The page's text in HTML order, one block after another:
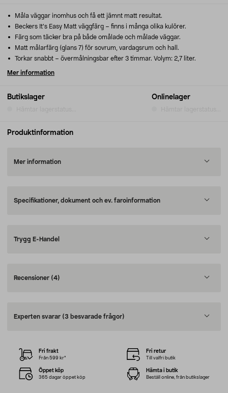
Butikslager Onlinelager
Måla väggar inomhus och få ett jämnt matt resultat.
Beckers It’s Easy Matt väggfärg – finns i många olika kulörer.
Färg som täcker bra på både omålade och målade väggar.
Matt målarfärg (glans 7) för sovrum, vardagsrum och hall.
Torkar snabbt – övermålningsbar efter 3 timmar. Volym: 2,7 liter.
Mer information
Produktinformation
Mer information
Specifikationer, dokument och ev. faroinformation
Trygg E-Handel
Recensioner (4)
Experten svarar (3 besvarade frågor)
Fri frakt
Från 599 kr*
Fri retur
Till valfri butik
Öppet köp
365 dagar öppet köp
Hämta i butik
Beställ online, från butikslager